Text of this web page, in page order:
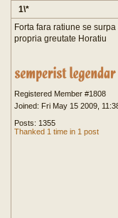
1\*
Forta fara ratiune se surpa
propria greutate Horatiu
Registered Member #1808
Joined: Fri May 15 2009,
Posts: 1355
Thanked 1 time in 1 post